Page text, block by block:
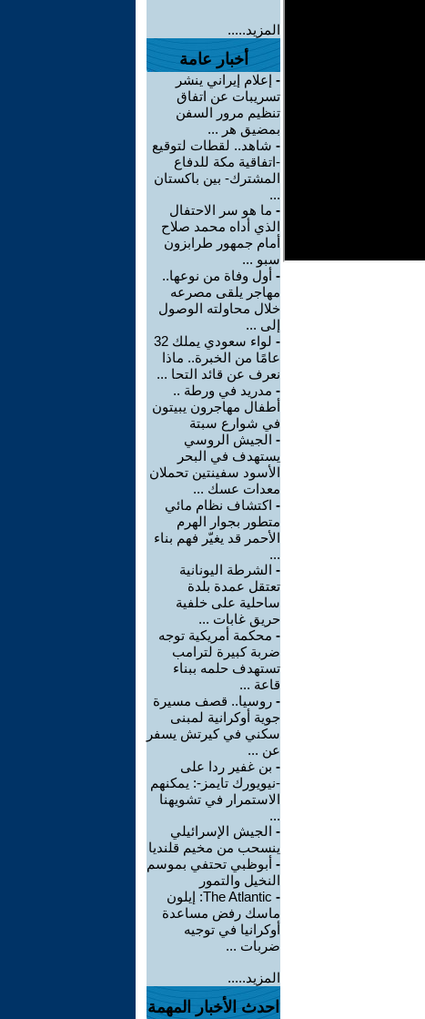
المزيد.....
أخبار عامة
- إعلام إيراني ينشر
تسريبات عن اتفاق
تنظيم مرور السفن
بمضيق هر ...
- شاهد.. لقطات لتوقيع
-اتفاقية مكة للدفاع
المشترك- بين باكستان
...
- ما هو سر الاحتفال
الذي أداه محمد صلاح
أمام جمهور طرابزون
سبو ...
- أول وفاة من نوعها..
مهاجر يلقى مصرعه
خلال محاولته الوصول
إلى ...
-
لواء سعودي يملك 32
عامًا من الخبرة.. ماذا
نعرف عن قائد التحا ...
- مدريد في ورطة ..
أطفال مهاجرون يبيتون
في شوارع سبتة
- الجيش الروسي
يستهدف في البحر
الأسود سفينتين تحملان
معدات عسك ...
- اكتشاف نظام مائي
متطور بجوار الهرم
الأحمر قد يغيّر فهم بناء
...
- الشرطة اليونانية
تعتقل عمدة بلدة
ساحلية على خلفية
حريق غابات ...
- محكمة أمريكية توجه
ضربة كبيرة لترامب
تستهدف حلمه ببناء
قاعة ...
- روسيا.. قصف مسيرة
جوية أوكرانية لمبنى
سكني في كيرتش يسفر
عن ...
- بن غفير ردا على
-نيويورك تايمز-: يمكنهم
الاستمرار في تشويهنا
...
- الجيش الإسرائيلي
ينسحب من مخيم قلنديا
- أبوظبي تحتفي بموسم
النخيل والتمور
-
The Atlantic: إيلون
ماسك رفض مساعدة
أوكرانيا في توجيه
ضربات ...
المزيد.....
احدث الأخبار المهمة